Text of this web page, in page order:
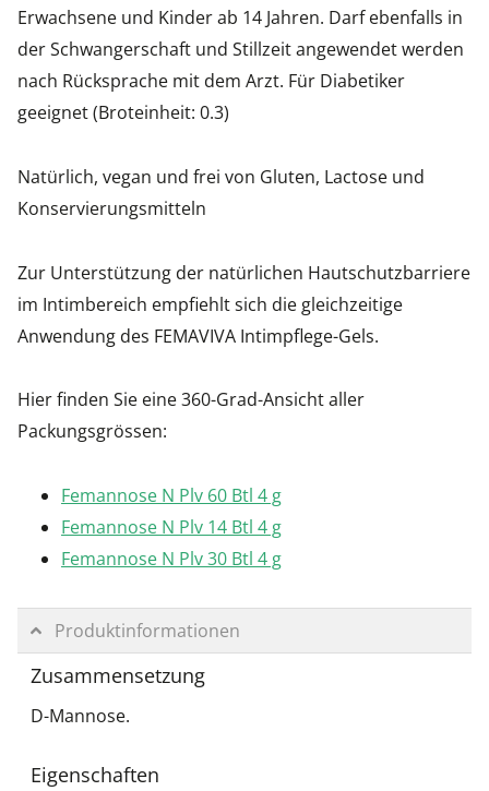
Erwachsene und Kinder ab 14 Jahren. Darf ebenfalls in
der Schwangerschaft und Stillzeit angewendet werden
nach Rücksprache mit dem Arzt. Für Diabetiker
geeignet (Broteinheit: 0.3)
Natürlich, vegan und frei von Gluten, Lactose und
Konservierungsmitteln
Zur Unterstützung der natürlichen Hautschutzbarriere
im Intimbereich empfiehlt sich die gleichzeitige
Anwendung des FEMAVIVA Intimpflege-Gels.
Hier finden Sie eine 360-Grad-Ansicht aller
Packungsgrössen:
Femannose N Plv 60 Btl 4 g
Femannose N Plv 14 Btl 4 g
Femannose N Plv 30 Btl 4 g
Produktinformationen
Zusammensetzung
D-Mannose.
Eigenschaften